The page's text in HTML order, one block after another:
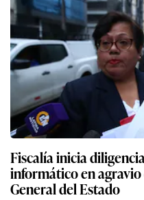
Fiscalía inicia
informático en
General del Estado